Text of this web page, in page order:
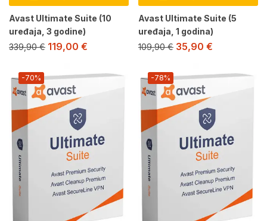
Avast Ultimate Suite (10
uređaja, 3 godine)
339,90€ 119,00 €
Avast Ultimate Suite (5
uređaja, 1 godina)
109,90€ 35,90 €
-70% -78%